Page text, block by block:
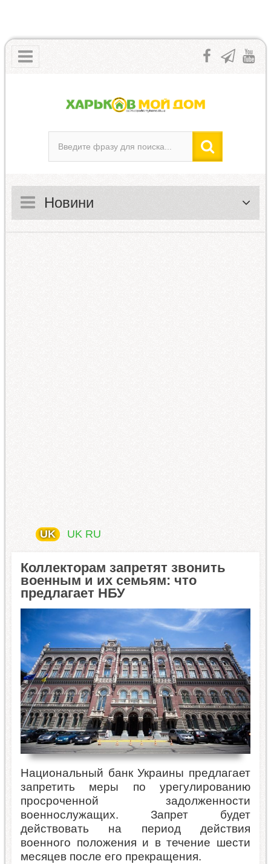
Новини
UK UK RU
Коллекторам запретят звонить
военным и их семьям: что
предлагает НБУ
Национальный банк Украины предлагает
запретить меры по урегулированию
просроченной задолженности
военнослужащих. Запрет будет
действовать на период действия
военного положения и в течение шести
месяцев после его прекращения.